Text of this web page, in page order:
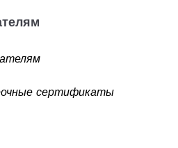
сертификаты